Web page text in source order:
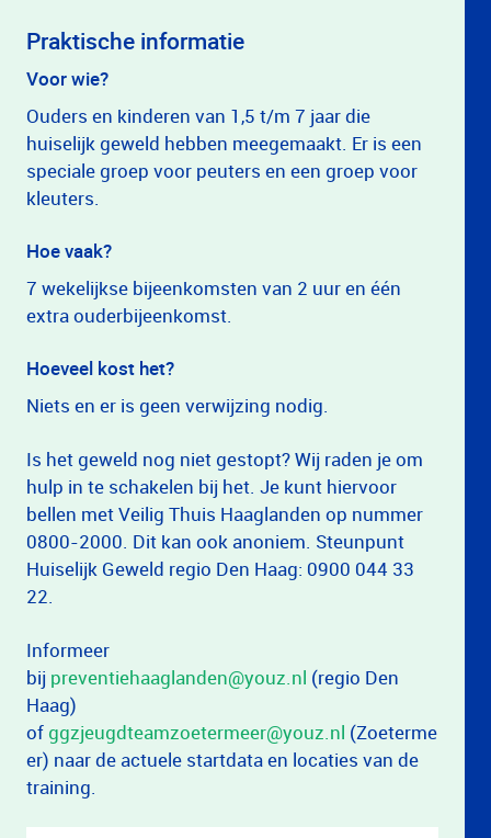
Praktische informatie
Voor wie?
Ouders en kinderen van 1,5 t/m 7 jaar die
huiselijk geweld hebben meegemaakt. Er is een
speciale groep voor peuters en een groep voor
kleuters.
Hoe vaak?
7 wekelijkse bijeenkomsten van 2 uur en één
extra ouderbijeenkomst.
Hoeveel kost het?
Niets en er is geen verwijzing nodig.
Is het geweld nog niet gestopt? Wij raden je om
hulp in te schakelen bij het. Je kunt hiervoor
bellen met Veilig Thuis Haaglanden op nummer
0800-2000. Dit kan ook anoniem. Steunpunt
Huiselijk Geweld regio Den Haag: 0900 044 33
22.
Informeer
bij preventiehaaglanden@youz.nl (regio Den
Haag)
of ggzjeugdteamzoetermeer@youz.nl (Zoeterme
er) naar de actuele startdata en locaties van de
training.